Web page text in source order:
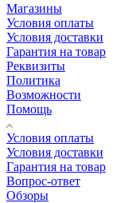
Магазины
Условия оплаты
Условия доставки
Гарантия на товар
Реквизиты
Политика
Возможности
Помощь
Условия оплаты
Условия доставки
Гарантия на товар
Вопрос-ответ
Обзоры